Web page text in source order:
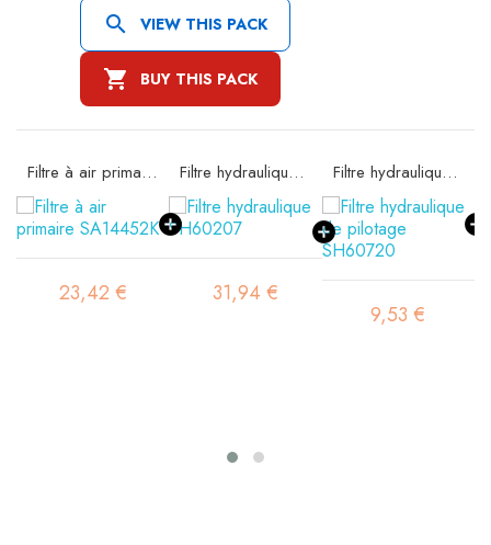
 VIEW THIS PACK
 BUY THIS PACK
Filtre à air primaire SA14452K
23,42 €
Filtre hydraulique SH60207
31,94 €
Filtre hydraulique de pilotage SH60720
9,53 €